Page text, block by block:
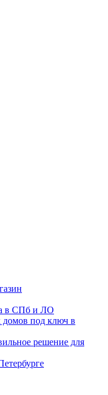
в СПб и ЛО
домов под ключ в
решение для